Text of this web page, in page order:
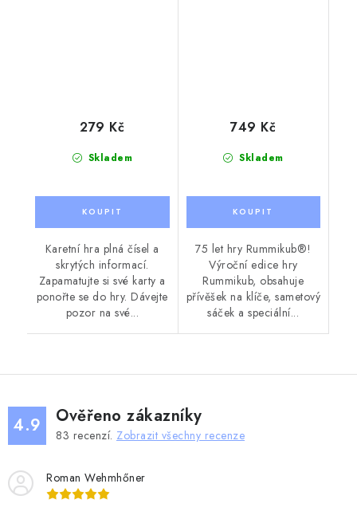
Skladem
279 Kč
Karetní hra plná čísel a
skrytých informací.
Zapamatujte si své karty a
ponořte se do hry. Dávejte
pozor na své...
Skladem
749 Kč
75 let hry Rummikub®!
Výroční edice hry
Rummikub, obsahuje
přívěšek na klíče, sametový
sáček a speciální...
4.9 Ověřeno zákazníky
83 recenzí. Zobrazit všechny recenze
Roman Wehmhőner